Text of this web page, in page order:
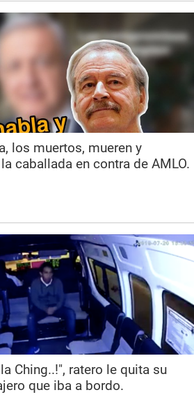
los muertos, mueren y
caballada en contra de AMLO.
Ching..!", ratero le quita su
que iba a bordo.